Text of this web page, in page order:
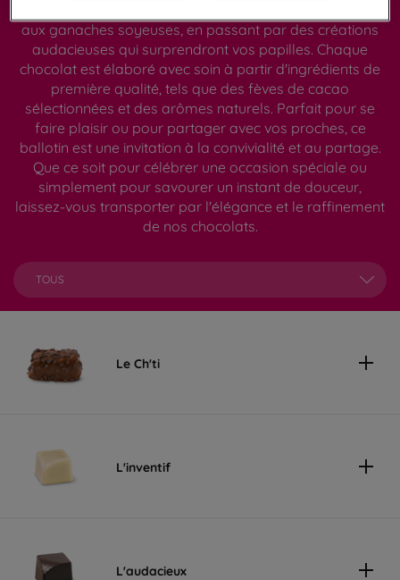
aux ganaches soyeuses, en passant par des créations
audacieuses qui surprendront vos papilles. Chaque
chocolat est élaboré avec soin à partir d'ingrédients de
première qualité, tels que des fèves de cacao
sélectionnées et des arômes naturels. Parfait pour se
faire plaisir ou pour partager avec vos proches, ce
ballotin est une invitation à la convivialité et au partage.
Que ce soit pour célébrer une occasion spéciale ou
simplement pour savourer un instant de douceur,
laissez-vous transporter par l'élégance et le raffinement
de nos chocolats.
TOUS
Le Ch'ti
L'inventif
L'audacieux